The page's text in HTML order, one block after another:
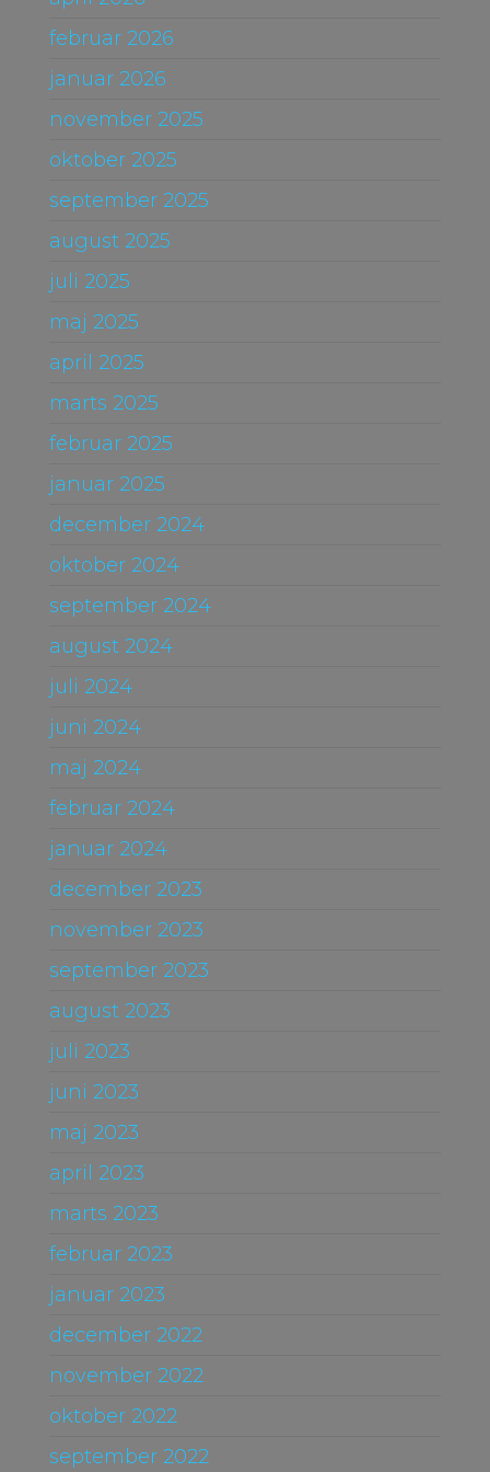
februar 2026
januar 2026
november 2025
oktober 2025
september 2025
august 2025
juli 2025
maj 2025
april 2025
marts 2025
februar 2025
januar 2025
december 2024
oktober 2024
september 2024
august 2024
juli 2024
juni 2024
maj 2024
februar 2024
januar 2024
december 2023
november 2023
september 2023
august 2023
juli 2023
juni 2023
maj 2023
april 2023
marts 2023
februar 2023
januar 2023
december 2022
november 2022
oktober 2022
september 2022